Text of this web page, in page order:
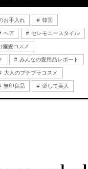
お手入れ 韓国
ヘア セレモニースタイル
偏愛コスメ
みんなの愛用品レポート
大人のプチプラコスメ
無印良品 楽して美人